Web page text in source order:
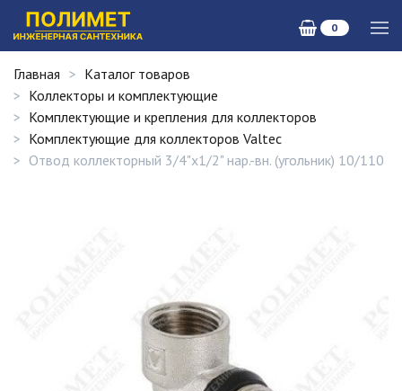
0
Главная
Каталог товаров
Коллекторы и комплектующие
Комплектующие и крепления для коллекторов
Комплектующие для коллекторов Valtec
Отвод коллекторный 3/4"х1/2" нар.-вн. (угольник) 10/110